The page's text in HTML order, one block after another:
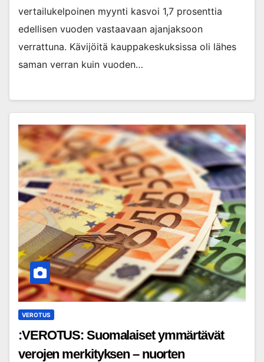
vertailukelpoinen myynti kasvoi 1,7 prosenttia
edellisen vuoden vastaavaan ajanjaksoon
verrattuna. Kävijöitä kauppakeskuksissa oli lähes
saman verran kuin vuoden…
VEROTUS
:VEROTUS: Suomalaiset ymmärtävät
verojen merkityksen – nuorten